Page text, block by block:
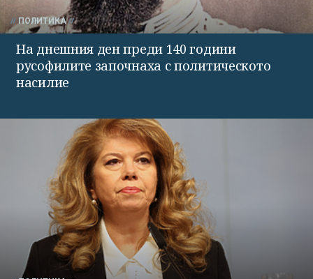
ПОЛИТИКА
На днешния ден преди 140 години
русофилите започнаха с политическото
насилие